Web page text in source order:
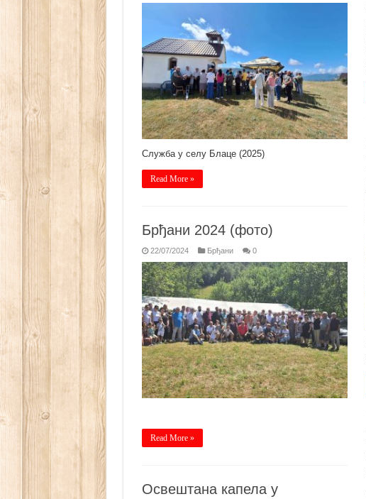
Служба у селу Блаце (2025)
Read More »
Брђани 2024 (фото)
22/07/2024 Брђани 0
Read More »
Освештана капела у